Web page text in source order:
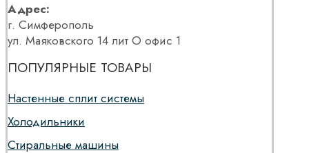
Адрес:
г. Симферополь
ул. Маяковского 14 лит О офис 1
ПОПУЛЯРНЫЕ ТОВАРЫ
Настенные сплит системы
Холодильники
Стиральные машины